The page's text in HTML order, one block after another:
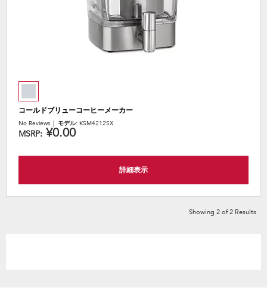
コールドブリューコーヒーメーカー
No Reviews モデル: KSM4212SX
MSRP: ¥0.00
詳細表示
Showing 2 of2 Results